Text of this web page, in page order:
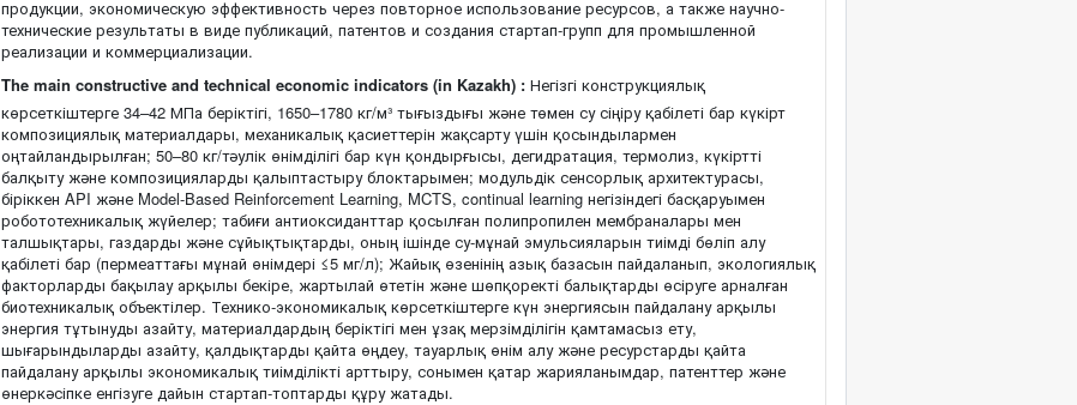
продукции, экономическую эффективность через повторное использование ресурсов, а также научно-
технические результаты в виде публикаций, патентов и создания стартап-групп для промышленной
реализации и коммерциализации.
The main constructive and technical economic indicators (in Kazakh) : Негізгі конструкциялық
көрсеткіштерге 34–42 МПа беріктігі, 1650–1780 кг/м³ тығыздығы және төмен су сіңіру қабілеті бар күкірт
композициялық материалдары, механикалық қасиеттерін жақсарту үшін қосындылармен
оңтайландырылған; 50–80 кг/тәулік өнімділігі бар күн қондырғысы, дегидратация, термолиз, күкіртті
балқыту және композицияларды қалыптастыру блоктарымен; модульдік сенсорлық архитектурасы,
біріккен API және Model-Based Reinforcement Learning, MCTS, continual learning негізіндегі басқаруымен
робототехникалық жүйелер; табиғи антиоксиданттар қосылған полипропилен мембраналары мен
талшықтары, газдарды және сұйықтықтарды, оның ішінде су-мұнай эмульсияларын тиімді бөліп алу
қабілеті бар (пермеаттағы мұнай өнімдері ≤5 мг/л); Жайық өзенінің азық базасын пайдаланып, экологиялық
факторларды бақылау арқылы бекіре, жартылай өтетін және шөпқоректі балықтарды өсіруге арналған
биотехникалық объектілер. Технико-экономикалық көрсеткіштерге күн энергиясын пайдалану арқылы
энергия тұтынуды азайту, материалдардың беріктігі мен ұзақ мерзімділігін қамтамасыз ету,
шығарындыларды азайту, қалдықтарды қайта өңдеу, тауарлық өнім алу және ресурстарды қайта
пайдалану арқылы экономикалық тиімділікті арттыру, сонымен қатар жарияланымдар, патенттер және
өнеркәсіпке енгізуге дайын стартап-топтарды құру жатады.